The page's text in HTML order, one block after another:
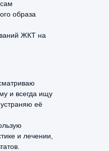
образа
ЖКТ на
и всегда ищу
её
и лечении,
УЗИ
за